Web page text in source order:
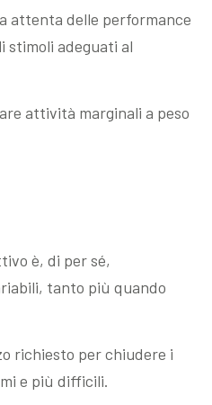
attenta delle performance
stimoli adeguati al
attività marginali a peso
è, di per sé,
tanto più quando
richiesto per chiudere i
e più difficili.